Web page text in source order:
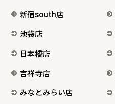
新宿south店
池袋店
日本橋店
吉祥寺店
みなとみらい店